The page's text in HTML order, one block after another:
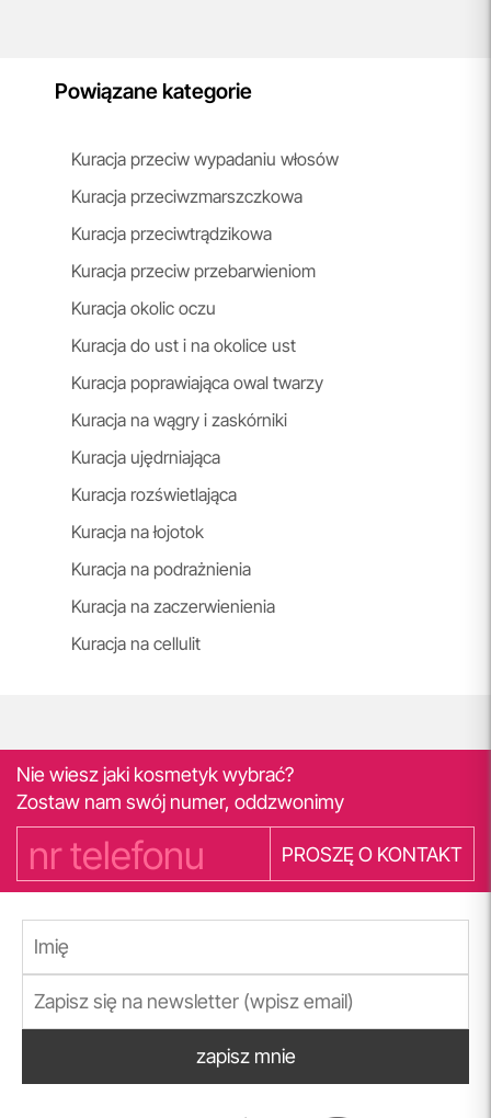
Powiązane kategorie
Kuracja przeciw wypadaniu włosów
Kuracja przeciwzmarszczkowa
Kuracja przeciwtrądzikowa
Kuracja przeciw przebarwieniom
Kuracja okolic oczu
Kuracja do ust i na okolice ust
Kuracja poprawiająca owal twarzy
Kuracja na wągry i zaskórniki
Kuracja ujędrniająca
Kuracja rozświetlająca
Kuracja na łojotok
Kuracja na podrażnienia
Kuracja na zaczerwienienia
Kuracja na cellulit
Nie wiesz jaki kosmetyk wybrać?
Zostaw nam swój numer, oddzwonimy
PROSZĘ O KONTAKT
zapisz mnie